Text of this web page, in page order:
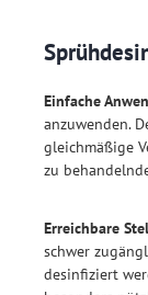
Einfache
anzuwenden.
gleichmäßige
zu
Erreichbare
schwer
desinfiziert